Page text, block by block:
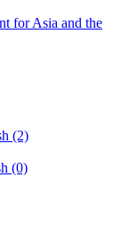
for Asia and the
(2)
(0)